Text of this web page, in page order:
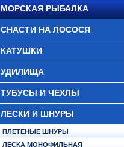
МОРСКАЯ РЫБАЛКА
СНАСТИ НА ЛОСОСЯ
КАТУШКИ
УДИЛИЩА
ТУБУСЫ И ЧЕХЛЫ
ЛЕСКИ И ШНУРЫ
ПЛЕТЕНЫЕ ШНУРЫ
ЛЕСКА МОНОФИЛЬНАЯ